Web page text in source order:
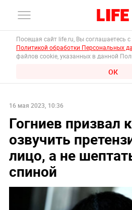
Посещая сайт life.ru, Вы соглашаетесь
Политикой обработки Персональных
файлов cookie, указанных в данной
ОК
16 мая 2023, 10:36
Гогниев призвал
озвучить
лицо, а не
спиной